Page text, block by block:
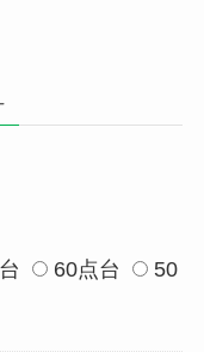
60点台
50